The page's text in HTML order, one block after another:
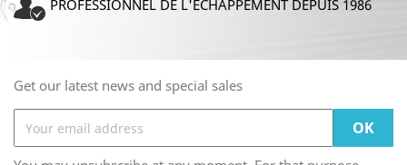
PROFESSIONNEL DE L'ÉCHAPPEMENT DEPUIS 1986
Get our latest news and special sales